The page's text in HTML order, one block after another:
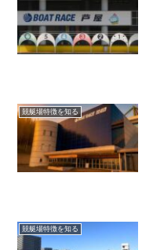
競艇場特徴を知る
競艇場特徴を知る